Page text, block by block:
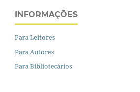
INFORMAÇÕES
Para Leitores
Para Autores
Para Bibliotecários